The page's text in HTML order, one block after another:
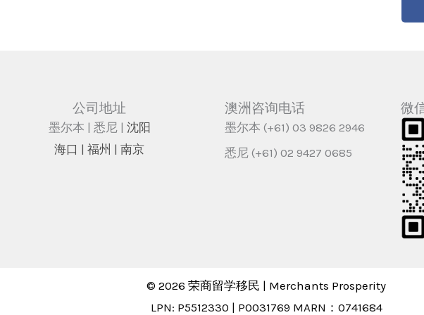
公司地址
墨尔本 | 悉尼 | 沈阳
海⼝ |福州 | 南京
澳洲咨询电话
墨尔本 (+61) 03 9826 2946
悉尼 (+61) 02 9427 0685
微
© 2026 荣商留学移民 | Merchants Prosperity
LPN: P5512330 | P0031769 MARN：0741684